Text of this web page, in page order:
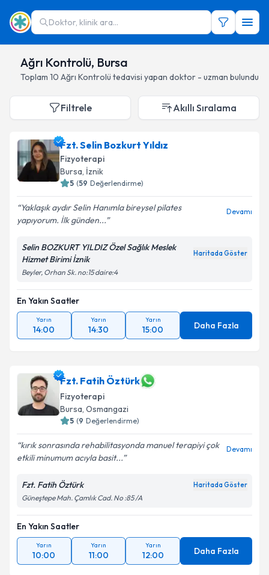
Doktor, klinik ara...
Ağrı Kontrolü, Bursa
Toplam 10 Ağrı Kontrolü tedavisi yapan doktor - uzman bulundu
Filtrele Akıllı Sıralama
Fzt. Selin Bozkurt Yıldız
Fizyoterapi
Bursa, İznik
5 (59 Değerlendirme)
Yaklaşık aydır Selin Hanımla bireysel pilates
yapıyorum. İlk günden...
Devamı
Selin BOZKURT YILDIZ Özel Sağlık Meslek
Hizmet Birimi İznik
Haritada Göster
Beyler, Orhan Sk. no:15 daire:4
En Yakın Saatler
Yarın
14:00
Yarın
14:30
Yarın
15:00 Daha Fazla
Fzt. Fatih Öztürk
Fizyoterapi
Bursa, Osmangazi
5 (9 Değerlendirme)
kırık sonrasında rehabilitasyonda manuel terapiyi çok
etkili minumum acıyla basit...
Devamı
Fzt. Fatih Öztürk Haritada Göster
Güneştepe Mah. Çamlık Cad. No :85 /A
En Yakın Saatler
Yarın
10:00
Yarın
11:00
Yarın
12:00 Daha Fazla